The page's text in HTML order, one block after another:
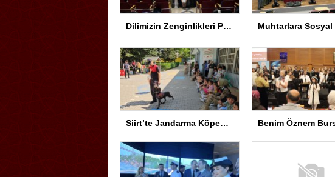
Dilimizin Zenginlikleri Projesi Kapanış Töreni
Siirt’te Jandarma Köpekleri Anaokulu’nda Gösteri Yaptı